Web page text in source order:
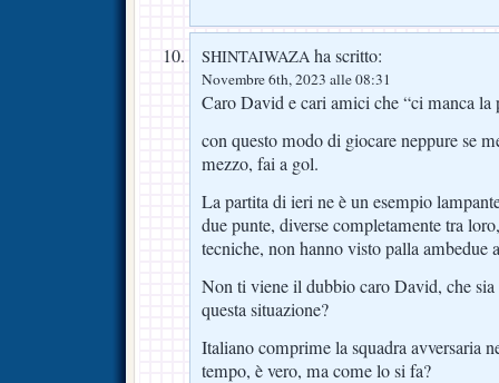
SHINTAIWAZA ha scritto:
Novembre 6th, 2023 alle 08:31
Caro David e cari amici che “ci manca la
con questo modo di giocare neppure se
mezzo, fai a gol.
La partita di ieri ne è un esempio
due punte, diverse completamente tra
tecniche, non hanno visto palla ambedue
Non ti viene il dubbio caro David, che
questa situazione?
Italiano comprime la squadra avversaria
tempo, è vero, ma come lo si fa?